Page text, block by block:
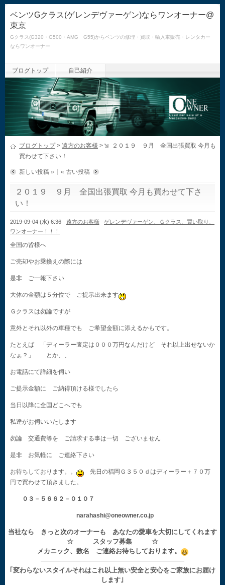
ベンツGクラス(ゲレンデヴァーゲン)ならワンオーナー@
東京
Gクラス(G320・G500・AMG G55)からベンツの修理・買取・輸入車販売・レンタカー
ならワンオーナー
ブログトップ 自己紹介
ブログトップ> 遠方のお客様 >
２０１９ ９月 全国出張買取 今月も
買わせて下さい！
新しい投稿 » « 古い投稿
２０１９ ９月 全国出張買取 今月も買わせて下さ
い！
2019-09-04 (水) 6:36 遠方のお客様
ゲレンデヴァーゲン、Ｇクラス、買い取り、
ワンオーナー！！！
全国の皆様へ
ご売却やお乗換えの際には
是非 ご一報下さい
大体の金額は５分位で ご提示出来ます
Ｇクラスは勿論ですが
意外とそれ以外の車種でも ご希望金額に添えるかもです。
たとえば 「ディーラー査定は０００万円なんだけど それ以上出せないか
なぁ？」 とか、、
お電話にて詳細を伺い
ご提示金額に ご納得頂ける様でしたら
当日以降に全国どこへでも
私達がお伺いいたします
勿論 交通費等を ご請求する事は一切 ございません
是非 お気軽に ご連絡下さい
お待ちしております。。
先日の福岡Ｇ３５０ｄはディーラー＋７０万
円で買わせて頂きました。
０３－５６６２－０１０７
narahashi@oneowner.co.jp
当社なら きっと次のオーナーも あなたの愛車を大切にしてくれます
☆ スタッフ募集 ☆
メカニック、数名 ご連絡お待ちしております。
——————————————————————
｢変わらないスタイルそれはこれ以上無い安全と安心をご家族にお届け
します｣